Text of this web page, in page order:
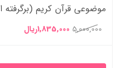
موضوعی قرآن کریم (برگرفته
شیرازی گردآوری علیرضا
5,000,000 قیمت
1,835,000ریال